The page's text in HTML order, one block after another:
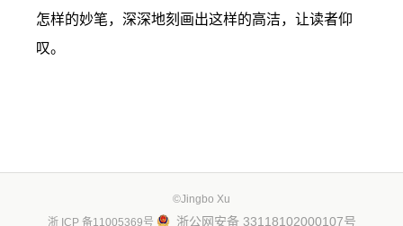
怎样的妙笔，深深地刻画出这样的高洁，让读者仰
叹。
©Jingbo Xu
浙 ICP 备11005369号
浙公网安备 33118102000107号